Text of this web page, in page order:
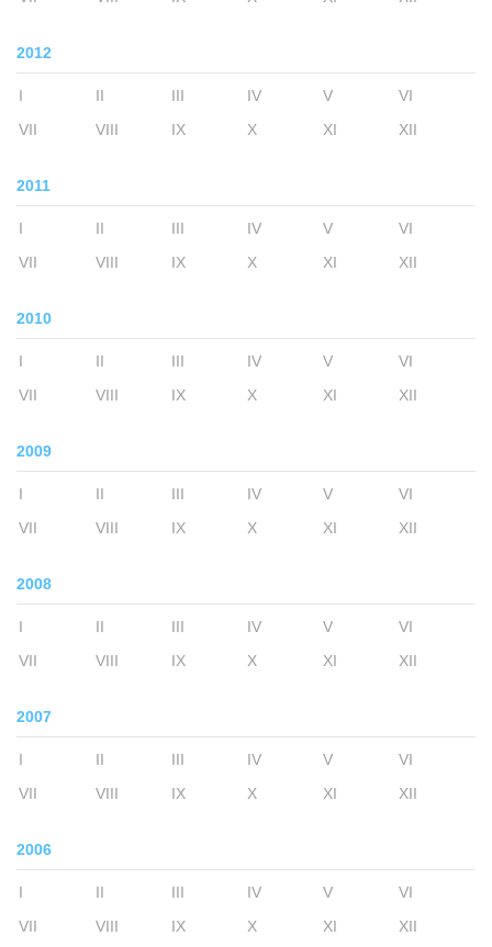
2012
I II III IV V
VI
VII
VIII IX X XI XII
2011
I II III IV V
VI
VII
VIII IX X XI XII
2010
I II III IV V
VI
VII
VIII IX X XI XII
2009
I II III IV V
VI
VII
VIII IX X XI XII
2008
I II III IV V
VI
VII
VIII IX X XI XII
2007
I II III IV V
VI
VII
VIII IX X XI XII
2006
I II III IV V
VI
VII
VIII IX X XI XII